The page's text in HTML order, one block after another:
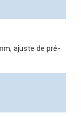
ajuste de pré-